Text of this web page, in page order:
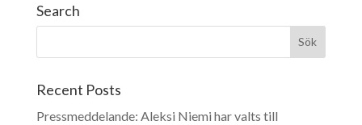
Search
Recent Posts
Pressmeddelande: Aleksi Niemi har valts till